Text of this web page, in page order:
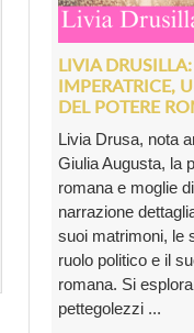
LIVIA
IMPERATRICE,
DEL POTERE
Livia Drusa, nota
Giulia Augusta, la
romana e moglie
narrazione
suoi matrimoni, le
ruolo politico e il
romana. Si
pettegolezzi ...